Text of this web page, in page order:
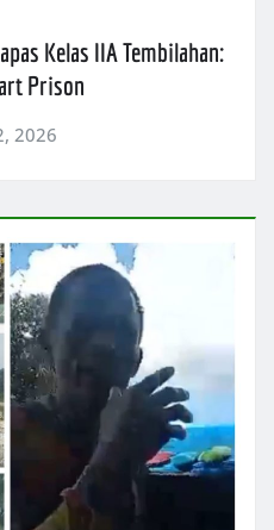
Kelas IIA Tembilahan:
Prison
2026